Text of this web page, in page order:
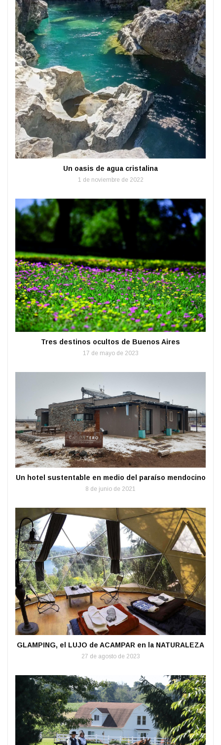
Un oasis de agua cristalina
1 de noviembre de 2022
Tres destinos ocultos de Buenos Aires
17 de mayo de 2023
Un hotel sustentable en medio del paraíso mendocino
8 de junio de 2021
GLAMPING, el LUJO de ACAMPAR en la NATURALEZA
27 de agosto de 2023